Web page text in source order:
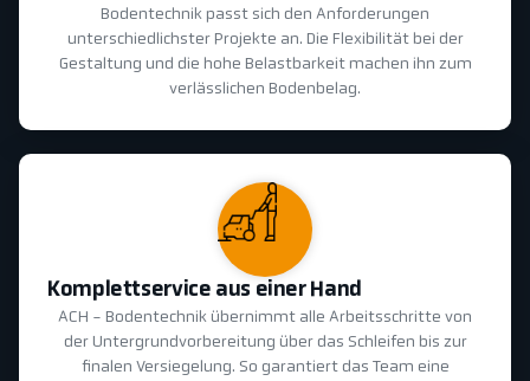
Bodentechnik passt sich den Anforderungen
unterschiedlichster Projekte an. Die Flexibilität bei der
Gestaltung und die hohe Belastbarkeit machen ihn zum
verlässlichen Bodenbelag.
Komplettservice aus einer Hand
ACH - Bodentechnik übernimmt alle Arbeitsschritte von
der Untergrundvorbereitung über das Schleifen bis zur
finalen Versiegelung. So garantiert das Team eine